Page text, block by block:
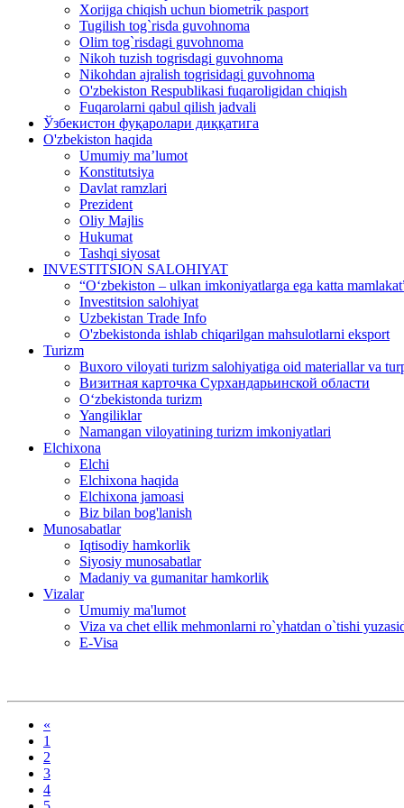
Xorijga chiqish uchun biometrik pasport
Tugilish tog`risda guvohnoma
Olim tog`risdagi guvohnoma
Nikoh tuzish togrisdagi guvohnoma
Nikohdan ajralish togrisidagi guvohnoma
O'zbekiston Respublikasi fuqaroligidan chiqish
Fuqarolarni qabul qilish jadvali
Ўзбекистон фуқаролари диққатига
O'zbekiston haqida
Umumiy ma’lumot
Konstitutsiya
Davlat ramzlari
Prezident
Oliy Majlis
Hukumat
Tashqi siyosat
INVESTITSION SALOHIYAT
“Oʻzbekiston – ulkan imkoniyatlarga ega katta
Investitsion salohiyat
Uzbekistan Trade Info
O'zbekistonda ishlab chiqarilgan mahsulotlarni eksport
Turizm
Buxoro viloyati turizm salohiyatiga oid materiallar va
Визитная карточка Сурхандарьинской области
Oʻzbekistonda turizm
Yangiliklar
Namangan viloyatining turizm imkoniyatlari
Elchixona
Elchi
Elchixona haqida
Elchixona jamoasi
Biz bilan bog'lanish
Munosabatlar
Iqtisodiy hamkorlik
Siyosiy munosabatlar
Madaniy va gumanitar hamkorlik
Vizalar
Umumiy ma'lumot
Viza va chet ellik mehmonlarni ro`yhatdan o`tishi
E-Visa
«
1
2
3
4